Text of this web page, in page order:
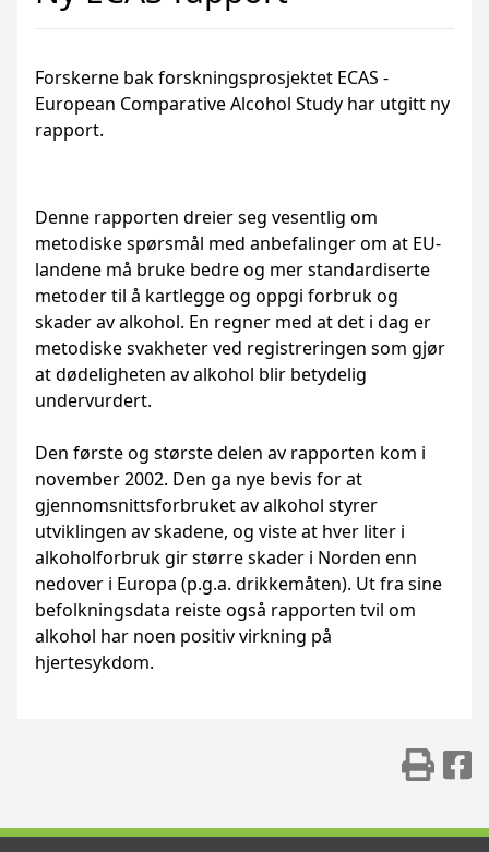
Forskerne bak forskningsprosjektet ECAS -
European Comparative Alcohol Study har utgitt ny
rapport.
Denne rapporten dreier seg vesentlig om
metodiske spørsmål med anbefalinger om at EU-
landene må bruke bedre og mer standardiserte
metoder til å kartlegge og oppgi forbruk og
skader av alkohol. En regner med at det i dag er
metodiske svakheter ved registreringen som gjør
at dødeligheten av alkohol blir betydelig
undervurdert.
Den første og største delen av rapporten kom i
november 2002. Den ga nye bevis for at
gjennomsnittsforbruket av alkohol styrer
utviklingen av skadene, og viste at hver liter i
alkoholforbruk gir større skader i Norden enn
nedover i Europa (p.g.a. drikkemåten). Ut fra sine
befolkningsdata reiste også rapporten tvil om
alkohol har noen positiv virkning på
hjertesykdom.